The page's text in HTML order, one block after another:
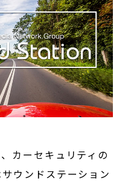
カーセキュリティの
ウンドステーション